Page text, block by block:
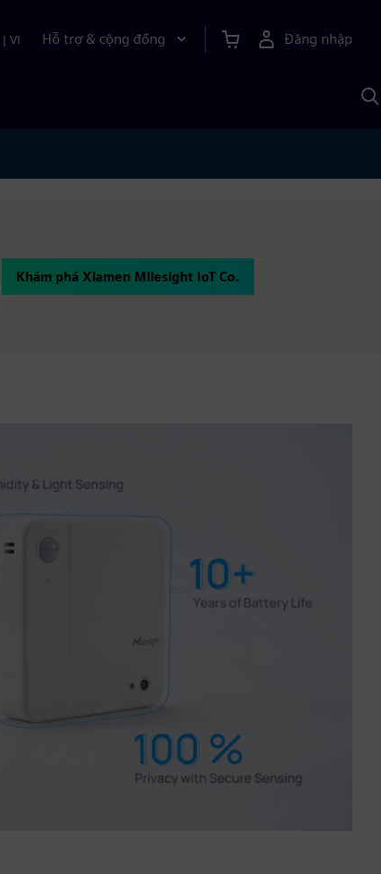
| VI Hỗ trợ & cộng đồng Đăng nhập
Khám phá Xiamen Milesight IoT Co.